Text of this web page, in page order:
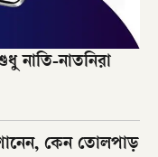
নাতি-নাতনিরা
কেন তোলপাড়